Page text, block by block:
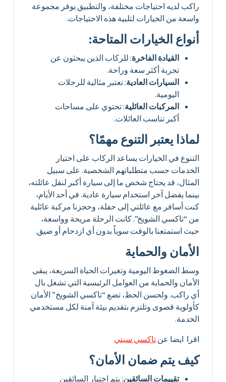
راكب لديه احتياجات مختلفة، والتطبيق يوفر مجموعة
واسعة من الخيارات لتلبية هذه الاحتياجات.
أنواع الخيارات المتاحة:
القيادة الفاخرة : للركاب الذين يبحثون عن
تجربة أكثر سعة وراحة.
السيارات العادية: تعتبر مثالية للرحلات
اليومية.
المركبات العائلية: تحتوي على مساحات
أكبر تناسب العائلات.
لماذا يعتبر التنوع مهمًا؟
التنوع في الخيارات يساعد الركاب على اختيار
الخدمات حسب متطلباتهم الشخصية. على سبيل
المثال، قد يحتاج شخص ما إلى سيارة أكبر لنقل عائلته،
بينما يفضل آخر استخدام سيارة عادية. في أحد الأيام،
كنت أسافر مع عائلتي إلى حفلة، وحجزنا مركبة عائلية
من “تاكسي الشويخ”. كانت الرحلة مريحة وواسعة،
حيث استمتعنا بالوقت سوياً بدون أي ازدحام أو ضيق.
الأمان والحماية
وسط الضغوط اليومية وتغيرات الحياة السريعة، يبقى
الأمان والحماية من العوامل الرئيسية التي تشغل بال
أي راكب. ولحسن الحظ، تضع “تاكسي الشويخ” الأمان
كأولوية قصوى وتلتزم بتقديم بيئة آمنة لكل مستخدمي
الخدمة.
اقرا ايضا عنتاكسي سيتي
كيف يتم ضمان الأمان؟
تقييمات السائقين: يتم اختيار السائقين